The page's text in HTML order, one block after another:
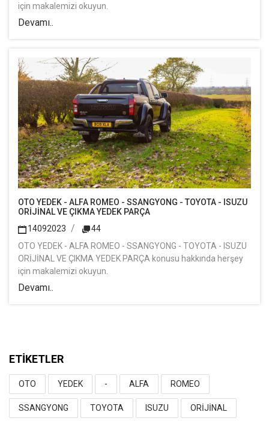
için makalemizi okuyun.
Devamı..
OTO YEDEK - ALFA ROMEO - SSANGYONG - TOYOTA - ISUZU
ORİJİNAL VE ÇIKMA YEDEK PARÇA
14092023
44
OTO YEDEK - ALFA ROMEO - SSANGYONG - TOYOTA - ISUZU
ORİJİNAL VE ÇIKMA YEDEK PARÇA konusu hakkında herşey
için makalemizi okuyun.
Devamı..
ETİKETLER
OTO YEDEK - ALFA ROMEO
SSANGYONG TOYOTA ISUZU ORİJİNAL